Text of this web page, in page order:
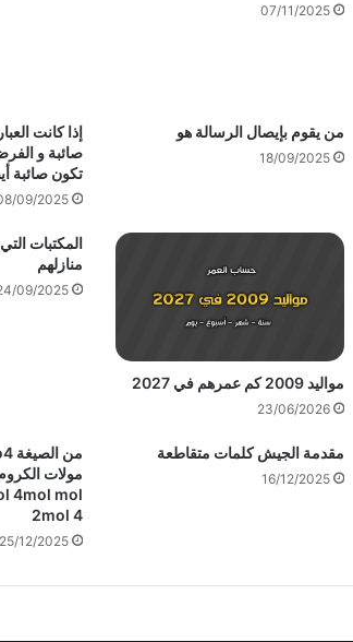
07/11/2025
من يقوم بإيصال الرسالة هو
18/09/2025
تكون صائبة
09/2025
مواليد 2009 كم عمرهم في 2027
23/06/2026
المكتبات
منازلهم
09/2025
مقدمة الجيش كلمات متقاطعة
16/12/2025
2mol 4
25/12/2025